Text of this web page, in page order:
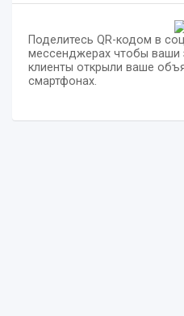
Поделитесь QR-кодом в
мессенджерах чтобы ваши
клиенты открыли ваше
смартфонах.